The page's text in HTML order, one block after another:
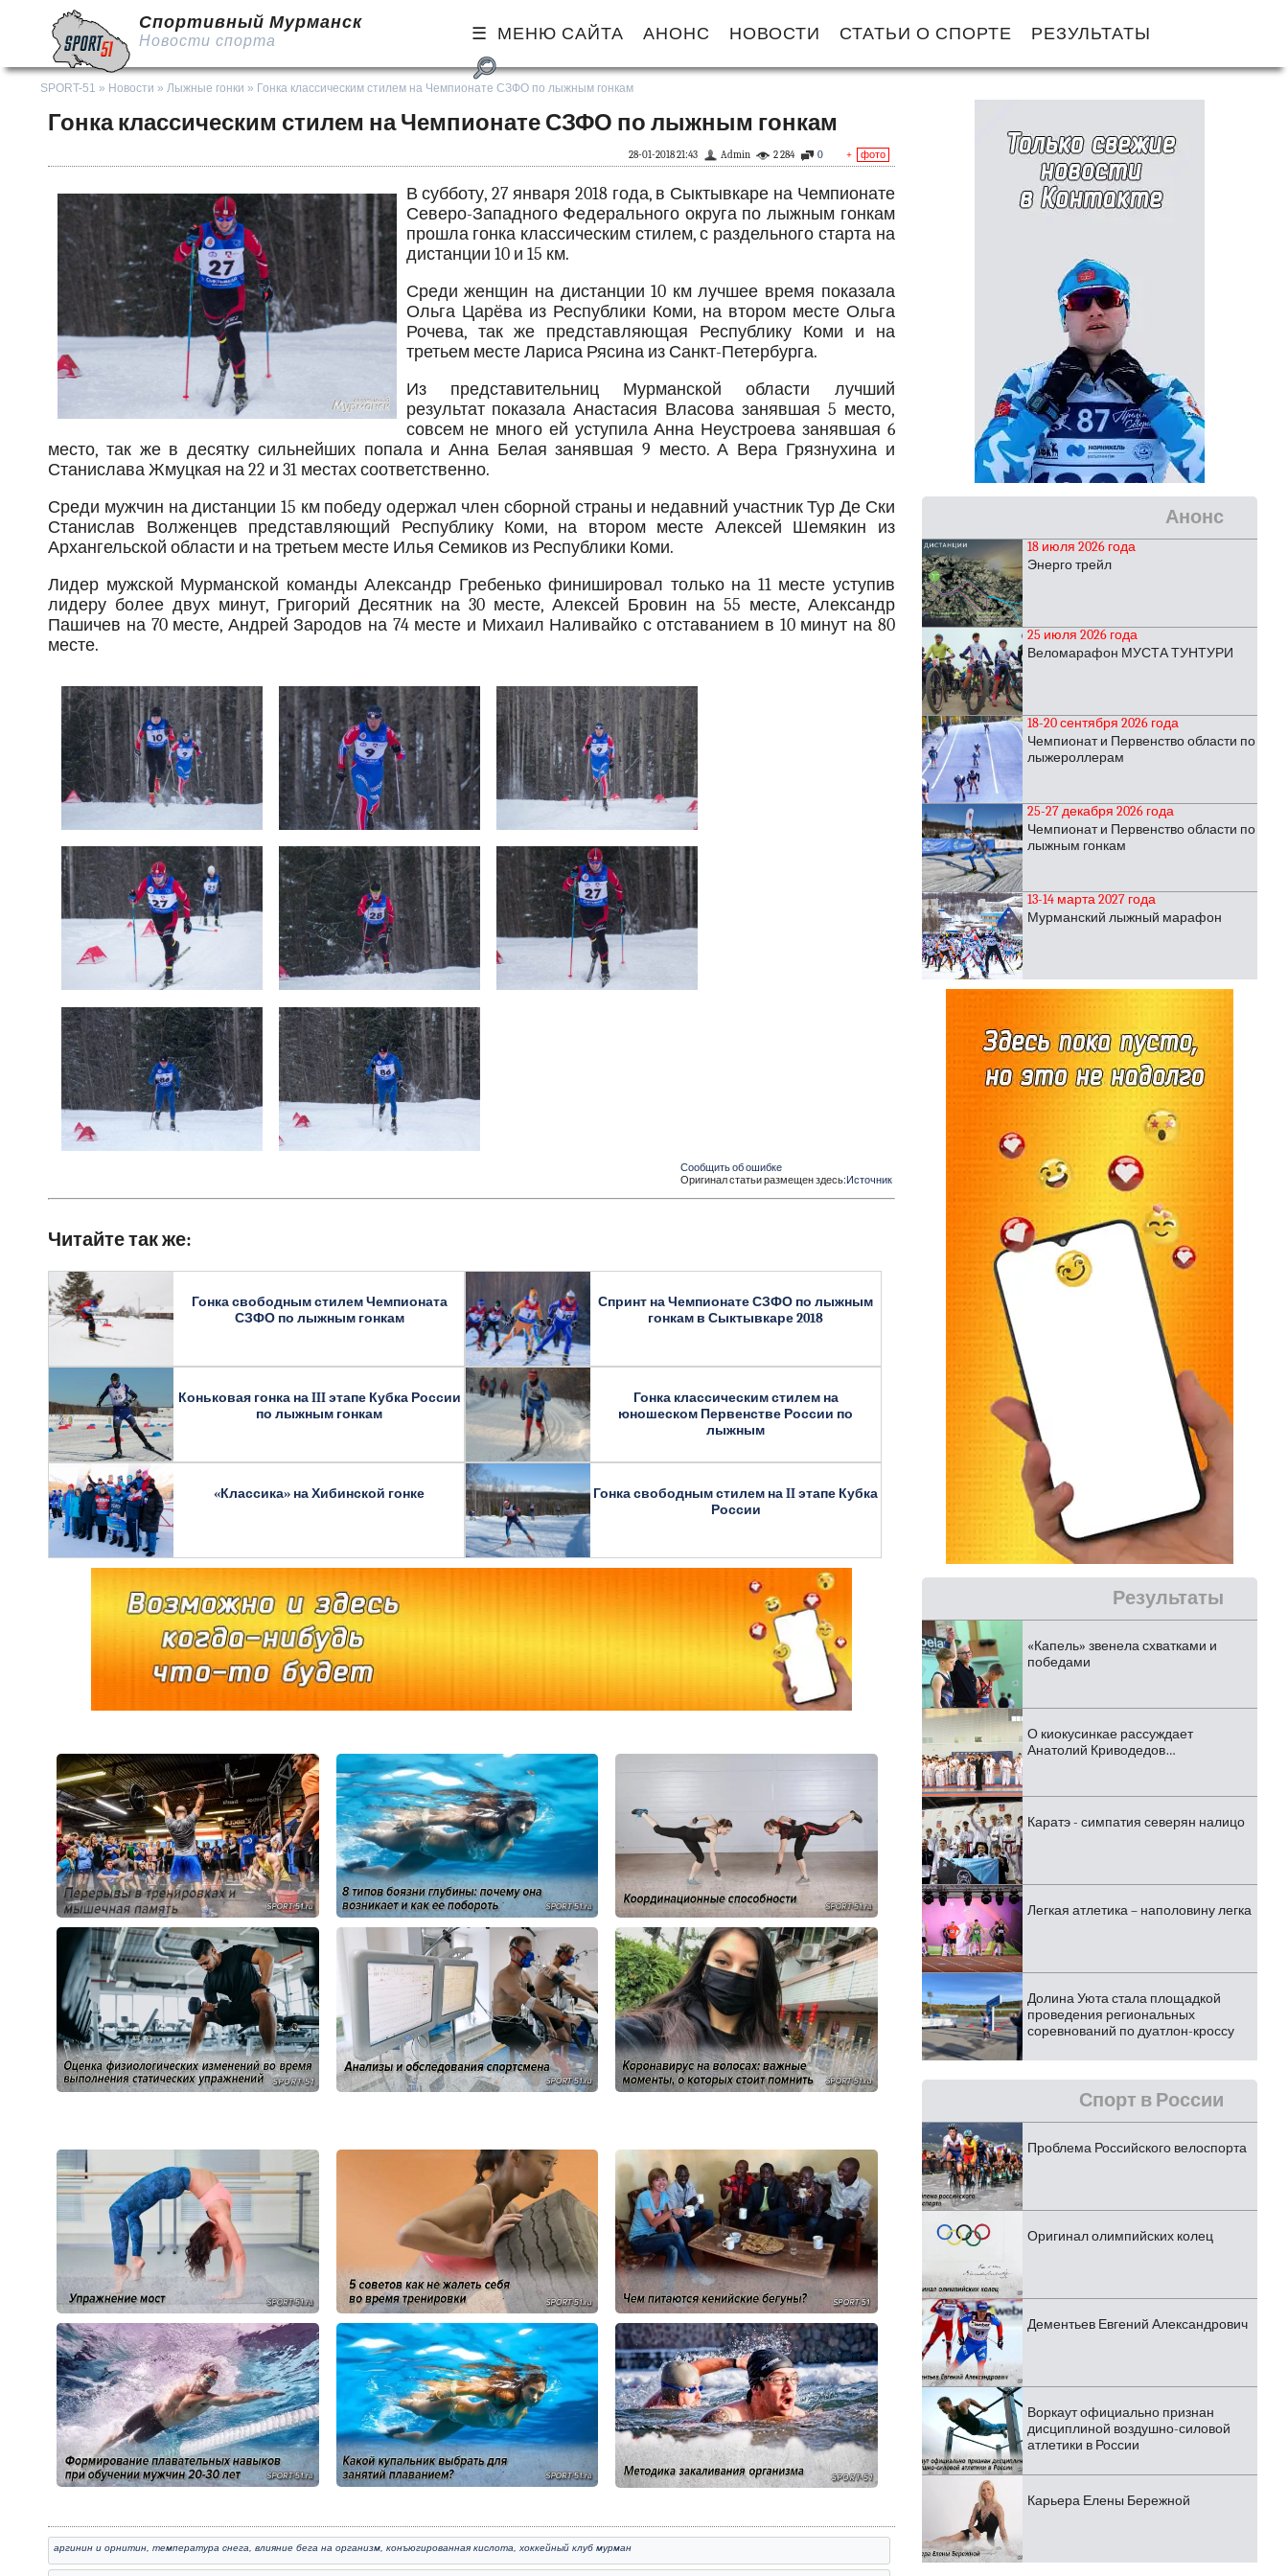
Спортивный Мурманск
Новости спорта МЕНЮ САЙТА АНОНС НОВОСТИ СТАТЬИ О СПОРТЕ РЕЗУЛЬТАТЫ
SPORT-51 » Новости » Лыжные гонки » Гонка классическим стилем на Чемпионате СЗФО по лыжным гонкам
Гонка классическим стилем на Чемпионате СЗФО по лыжным гонкам
+ фото
0
2 284
Admin
28-01-2018 21:43
В субботу, 27 января 2018 года, в Сыктывкаре на Чемпионате
Северо-Западного Федерального округа по лыжным гонкам
прошла гонка классическим стилем, с раздельного старта на
дистанции 10 и 15 км.
Среди женщин на дистанции 10 км лучшее время показала
Ольга Царёва из Республики Коми, на втором месте Ольга
Рочева, так же представляющая Республику Коми и на
третьем месте Лариса Рясина из Санкт-Петербурга.
Из представительниц Мурманской области лучший
результат показала Анастасия Власова занявшая 5 место,
совсем не много ей уступила Анна Неустроева занявшая 6
место, так же в десятку сильнейших попала и Анна Белая занявшая 9 место. А Вера Грязнухина и
Станислава Жмуцкая на 22 и 31 местах соответственно.
Среди мужчин на дистанции 15 км победу одержал член сборной страны и недавний участник Тур Де Ски
Станислав Волженцев представляющий Республику Коми, на втором месте Алексей Шемякин из
Архангельской области и на третьем месте Илья Семиков из Республики Коми.
Лидер мужской Мурманской команды Александр Гребенько финишировал только на 11 месте уступив
лидеру более двух минут, Григорий Десятник на 30 месте, Алексей Бровин на 55 месте, Александр
Пашичев на 70 месте, Андрей Зародов на 74 месте и Михаил Наливайко с отставанием в 10 минут на 80
месте.
Сообщить об ошибке
Оригинал статьи размещен здесь:Источник
Читайте так же:
Гонка свободным стилем Чемпионата
СЗФО по лыжным гонкам
Спринт на Чемпионате СЗФО по лыжным
гонкам в Сыктывкаре 2018
Коньковая гонка на III этапе Кубка России
по лыжным гонкам
Гонка классическим стилем на
юношеском Первенстве России по
лыжным
«Классика» на Хибинской гонке
Гонка свободным стилем на II этапе Кубка
России
аргинин и орнитин ,температура снега ,влияние бега на организм ,конъюгированная кислота ,хоккейный клуб мурман
Анонс
18 июля 2026 года
Энерго трейл
25 июля 2026 года
Веломарафон МУСТА ТУНТУРИ
18-20 сентября 2026 года
Чемпионат и Первенство области по
лыжероллерам
25-27 декабря 2026 года
Чемпионат и Первенство области по
лыжным гонкам
13-14 марта 2027 года
Мурманский лыжный марафон
Результаты
«Капель» звенела схватками и
победами
О киокусинкае рассуждает
Анатолий Криводедов…
Каратэ - симпатия северян налицо
Легкая атлетика – наполовину легка
Долина Уюта стала площадкой
проведения региональных
соревнований по дуатлон-кроссу
Спорт в России
Проблема Российского велоспорта
Оригинал олимпийских колец
Дементьев Евгений Александрович
Воркаут официально признан
дисциплиной воздушно-силовой
атлетики в России
Карьера Елены Бережной